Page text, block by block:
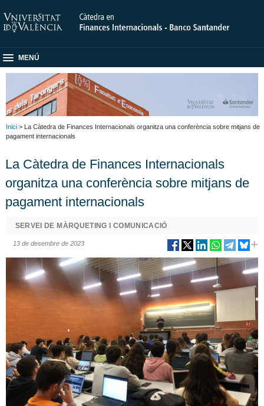
MENÚ
Inici > La Càtedra de Finances Internacionals organitza una conferència sobre mitjans de
pagament internacionals
La Càtedra de Finances Internacionals
organitza una conferència sobre mitjans de
pagament internacionals
SERVEI DE MÀRQUETING I COMUNICACIÓ
13 de desembre de 2023